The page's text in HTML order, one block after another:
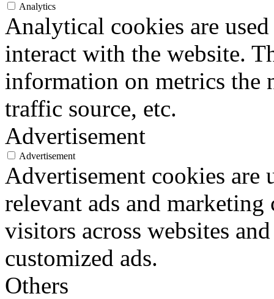
Analytics
Analytical cookies are
interact with the website.
information on metrics the
traffic source, etc.
Advertisement
Advertisement
Advertisement cookies
relevant ads and marketing
visitors across websites
customized ads.
Others